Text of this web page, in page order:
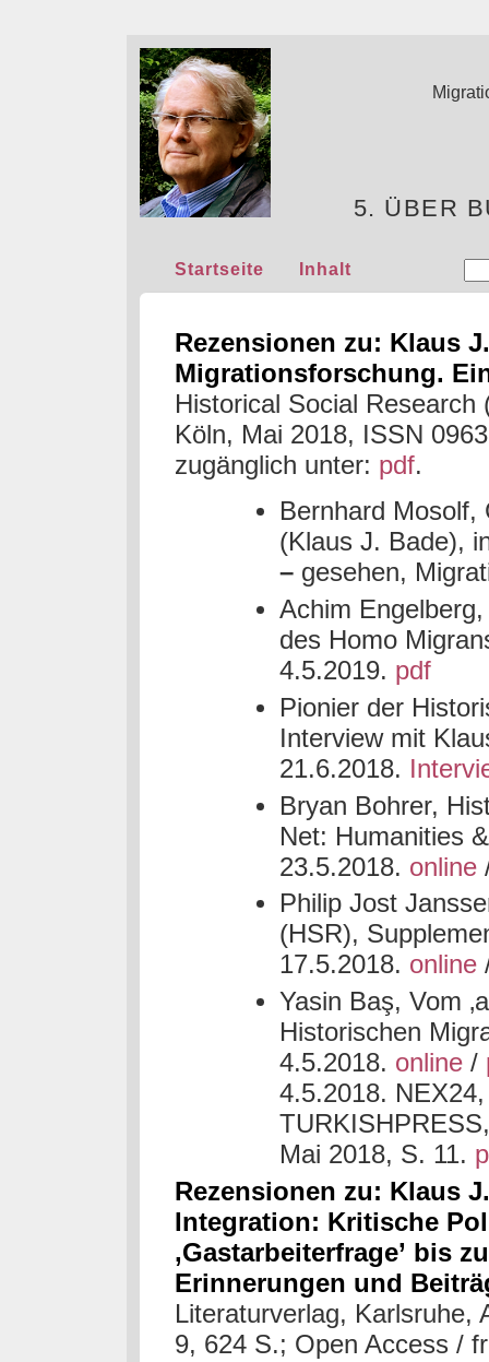
5. ÜBER
Startseite Inhalt
Rezensionen zu: Klaus
Migrationsforschung.
Historical Social
Köln, Mai 2018, ISSN
zugänglich unter: pdf.
Bernhard
(Klaus J. Bade),
– gesehen,
Achim
des Homo
4.5.2019. pdf
Pionier der
Interview mit
21.6.2018.
Bryan Bohrer,
Net: Humanities
23.5.2018. online
Philip Jost
(HSR),
17.5.2018. online
Yasin Baş, Vom
Historischen
4.5.2018. online /
4.5.2018.
Mai 2018, S. 11.
Rezensionen zu: Klaus
Integration: Kritische
‚Gastarbeiterfrage’ bis
Erinnerungen und
Literaturverlag, Karlsruhe,
9, 624 S.; Open Access /